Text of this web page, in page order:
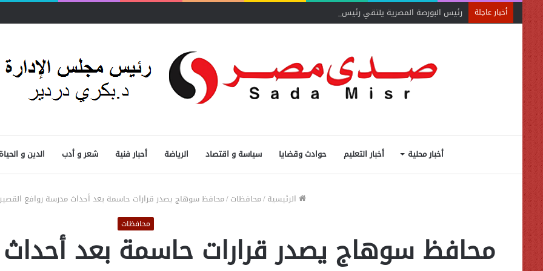
أخبار عاجلة رئيس البورصة المصرية يلتقي رئيس جهاز التمثيل التجاري
أخبار محلية أخبار التعليم حوادث وقضايا سياسة و اقتصاد الرياضة أحبار فنية شعر و أدب الدين و الحياة
الرئيسية/محافظات/محافظ سوهاج يصدر قرارات حاسمة بعد أحداث مدرسة روافع القصير
محافظات
محافظ سوهاج يصدر قرارات حاسمة بعد